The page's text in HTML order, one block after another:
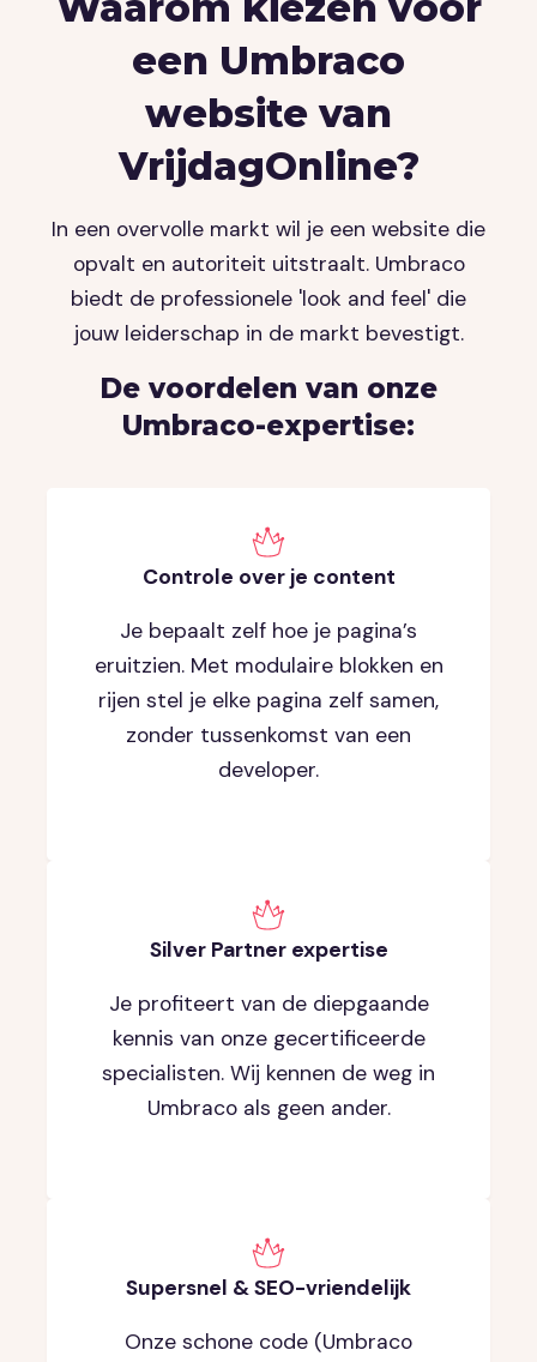
een Umbraco
website van
VrijdagOnline?
In een overvolle markt wil je een website die
opvalt en autoriteit uitstraalt. Umbraco
biedt de professionele 'look and feel' die
jouw leiderschap in de markt bevestigt.
De voordelen van onze
Umbraco-expertise:
Controle over je content
Je bepaalt zelf hoe je pagina’s
eruitzien. Met modulaire blokken en
rijen stel je elke pagina zelf samen,
zonder tussenkomst van een
developer.
Silver Partner expertise
Je profiteert van de diepgaande
kennis van onze gecertificeerde
specialisten. Wij kennen de weg in
Umbraco als geen ander.
Supersnel & SEO-vriendelijk
Onze schone code (Umbraco